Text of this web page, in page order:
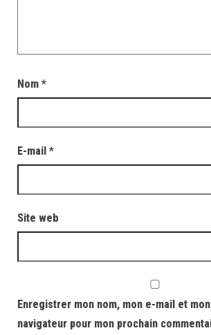
Nom *
E-mail *
Site web
Enregistrer mon nom, mon e-mail et
navigateur pour mon prochain